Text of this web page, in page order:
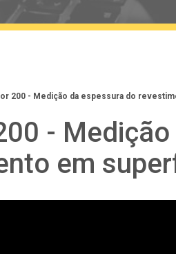
200 - Medição da espessura do
-
em